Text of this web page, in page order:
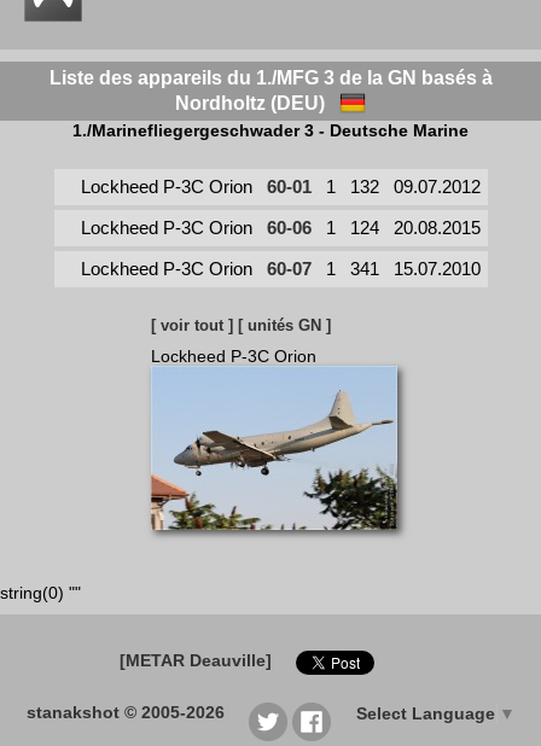
Liste des appareils du 1./MFG 3 de la GN basés à
Nordholtz (DEU)
1./Marinefliegergeschwader 3 - Deutsche Marine
Lockheed P-3C Orion 60-01 1 132
09.07.2012
Lockheed P-3C Orion
60-06 1 124
20.08.2015
Lockheed P-3C Orion
60-07 1 341 15.07.2010
[ voir tout ] [ unités GN ]
Lockheed P-3C Orion
string(0) ""
[METAR Deauville]
stanakshot © 2005-2026 Select Language ▼